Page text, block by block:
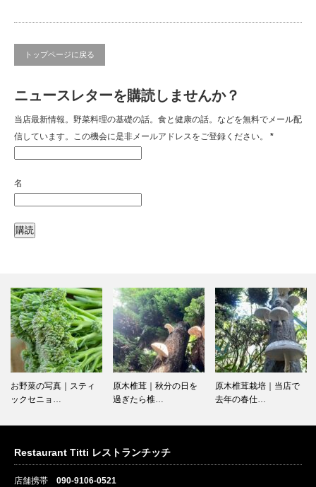
トップページに戻る
ニュースレターを購読しませんか？
当店最新情報。野菜料理の基礎の話。食と健康の話。などを無料でメール配
信しています。この機会に是非メールアドレスをご登録ください。 *
名
お野菜の写真｜スティ
ックセニョ…
原木椎茸｜秋分の日を
過ぎたら椎…
原木椎茸栽培｜当店で
去年の春仕…
Restaurant Titti レストランチッチ
店舗携帯 090-9106-0521